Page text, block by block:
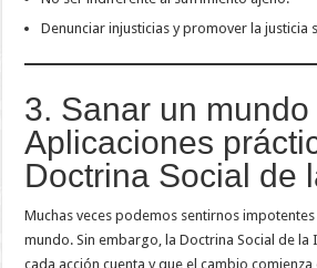
Denunciar injusticias y promover la justicia
3. Sanar un mundo
Aplicaciones
Doctrina Social de
Muchas veces podemos sentirnos
mundo. Sin embargo, la Doctrina Social de
cada acción cuenta y que el cambio